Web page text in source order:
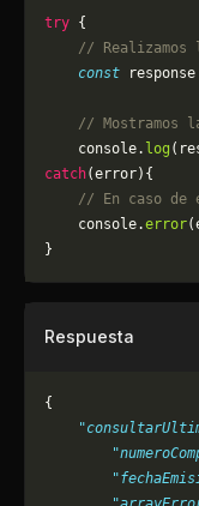
try {
// Realizamos
    const
response
// Mostramos
    console.
log
catch(error){
// En caso de
	console.
error
}
Respuesta
{